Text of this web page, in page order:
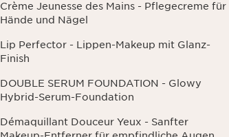
Crème Jeunesse des Mains - Pflegecreme für
Hände und Nägel
Lip Perfector - Lippen-Makeup mit Glanz-
Finish
DOUBLE SERUM FOUNDATION - Glowy
Hybrid-Serum-Foundation
Démaquillant Douceur Yeux - Sanfter